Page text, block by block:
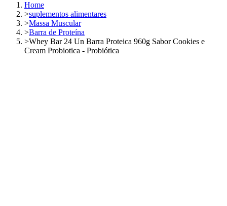
Home
>suplementos alimentares
>Massa Muscular
>Barra de Proteína
>Whey Bar 24 Un Barra Proteica 960g Sabor Cookies e
Cream Probiotica - Probiótica